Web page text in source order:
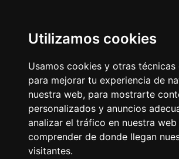
Utilizamos cookies
Usamos cookies y otras técnicas
para mejorar tu experiencia de
nuestra web, para mostrarte
personalizados y anuncios
analizar el tráfico en nuestra web
comprender de donde llegan
visitantes.